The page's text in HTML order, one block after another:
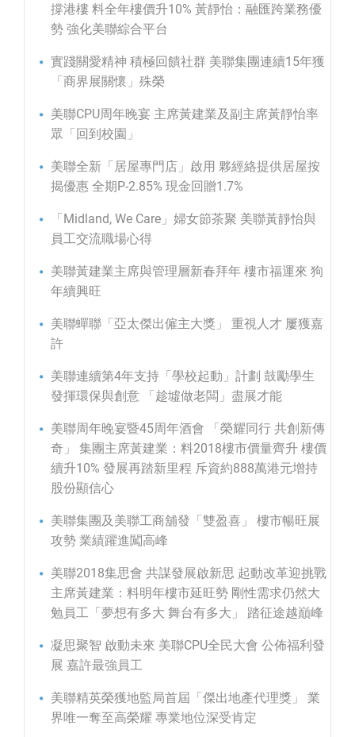
撐港樓 料全年樓價升10% 黃靜怡：融匯跨業務優
勢 強化美聯綜合平台
實踐關愛精神 積極回饋社群 美聯集團連續15年獲
「商界展關懷」殊榮
美聯CPU周年晚宴 主席黃建業及副主席黃靜怡率
眾「回到校園」
美聯全新「居屋專門店」啟用 夥經絡提供居屋按
揭優惠 全期P-2.85% 現金回贈1.7%
「Midland, We Care」婦女節茶聚 美聯黃靜怡與
員工交流職場心得
美聯黃建業主席與管理層新春拜年 樓市福運來 狗
年續興旺
美聯蟬聯「亞太傑出僱主大獎」 重視人才 屢獲嘉
許
美聯連續第4年支持「學校起動」計劃 鼓勵學生
發揮環保與創意 「趁墟做老闆」盡展才能
美聯周年晚宴暨45周年酒會 「榮耀同行 共創新傳
奇」 集團主席黃建業：料2018樓市價量齊升 樓價
續升10% 發展再踏新里程 斥資約888萬港元增持
股份顯信心
美聯集團及美聯工商舖發「雙盈喜」 樓市暢旺展
攻勢 業績躍進闖高峰
美聯2018集思會 共謀發展啟新思 起動改革迎挑戰
主席黃建業：料明年樓市延旺勢 剛性需求仍然大
勉員工「夢想有多大 舞台有多大」 踏征途越巔峰
凝思聚智 啟動未來 美聯CPU全民大會 公佈福利發
展 嘉許最強員工
美聯精英榮獲地監局首屆「傑出地產代理獎」 業
界唯一奪至高榮耀 專業地位深受肯定